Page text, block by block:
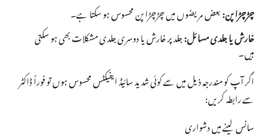
چڑچڑا پن:بعض مریضوں میں چڑچڑا پن محسوس ہو سکتا ہے۔
خارش یا جلدی مسائل:جلد پر خارش یا دوسری جلدی مشکلات بھی ہو سکتی
ہیں۔
اگر آپ کو مندرجہ ذیل میں سے کوئی شدید سائیڈ ایفیکٹس محسوس ہوں تو فوراً ڈاکٹر
سے رابطہ کریں:
سانس لینے میں دشواری